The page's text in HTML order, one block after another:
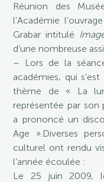
Réunion des
l’Académie
Grabar intitulé
d’une nombreuse
– Lors de la
académies, qui
thème de « La
représentée par son
a prononcé un
Age ».Diverses
culturel ont rendu
l’année écoulée :
Le 25 juin 2009,